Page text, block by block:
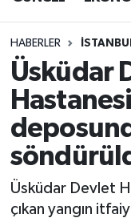
HABERLER
Üsküdar
Üsküdar Devlet
çıkan yangın
İSTANBUL
DÜNYA
SPOR
MAGAZİN
KÜLTÜR
Trafik
Süper Lig
Tüm
Son Dakika
Haber Arşivi